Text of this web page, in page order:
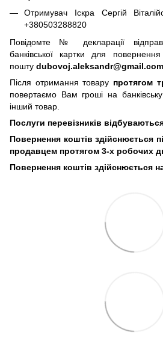
Отримувач Іскра Сергій
+380503288820
Повідомте № декларації
банківської картки для
пошту dubovoj.aleksandr@gmail.com
Після отримання товару протягом
повертаємо Вам гроші на
інший товар.
Послуги перевізників
Повернення коштів здійснюється
продавцем протягом 3-х робочих
Повернення коштів здійснюється